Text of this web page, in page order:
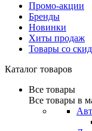
Промо-акции
Бренды
Новинки
Хиты продаж
Товары со
Каталог товаров
Все товары
Все товары в